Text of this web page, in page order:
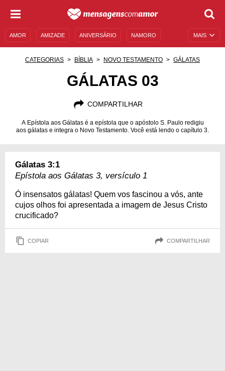
MAIS
AMOR AMIZADE ANIVERSÁRIO NAMORO
AUTOAJUDA
CATEGORIAS BÍBLIA NOVO TESTAMENTO GÁLATAS
GÁLATAS 03
COMPARTILHAR
A Epístola aos Gálatas é a epístola que o apóstolo S. Paulo redigiu
aos gálatas e integra o Novo Testamento. Você está lendo o capítulo 3.
Gálatas 3:1
Epístola aos Gálatas 3, versículo 1
Ó insensatos gálatas! Quem vos fascinou a vós, ante
cujos olhos foi apresentada a imagem de Jesus Cristo
crucificado?
COPIAR COMPARTILHAR